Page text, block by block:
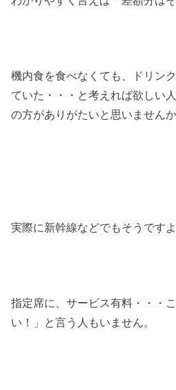
機内食を食べなくても、ドリン
ていた・・・と考えれば欲しい
の方がありがたいと思いません
実際に新幹線などでもそうですよ
指定席に、サービス有料・・・
い！」と言う人もいません。